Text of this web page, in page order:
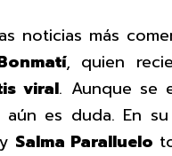
noticias más
, quien
viral. Aunque se
es duda. En
y Salma Paralluelo